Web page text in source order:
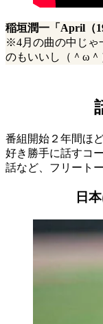
稲垣潤一「April（
※4月の曲の中じゃ
のもいいし（＾ω＾
番組開始２年間ほ
好き勝手に話すコ
話など、フリート
日